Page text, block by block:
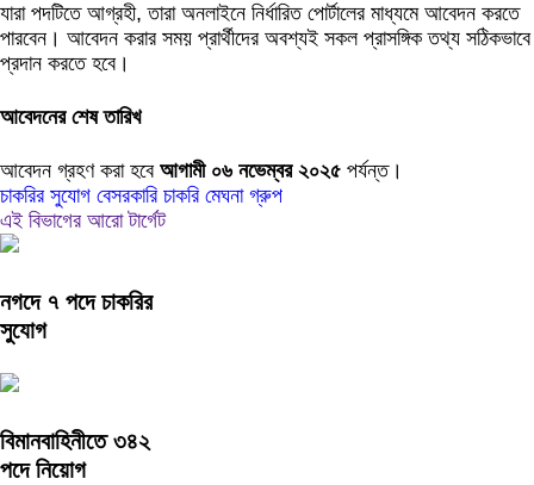
যারা পদটিতে আগ্রহী, তারা অনলাইনে নির্ধারিত পোর্টালের মাধ্যমে আবেদন করতে
পারবেন। আবেদন করার সময় প্রার্থীদের অবশ্যই সকল প্রাসঙ্গিক তথ্য সঠিকভাবে
প্রদান করতে হবে।
আবেদনের শেষ তারিখ
আবেদন গ্রহণ করা হবে আগামী ০৬ নভেম্বর ২০২৫ পর্যন্ত।
চাকরির সুযোগ বেসরকারি চাকরি মেঘনা গ্রুপ
এই বিভাগের আরো টার্গেট
নগদে ৭ পদে চাকরির
সুযোগ
বিমানবাহিনীতে ৩৪২
পদে নিয়োগ